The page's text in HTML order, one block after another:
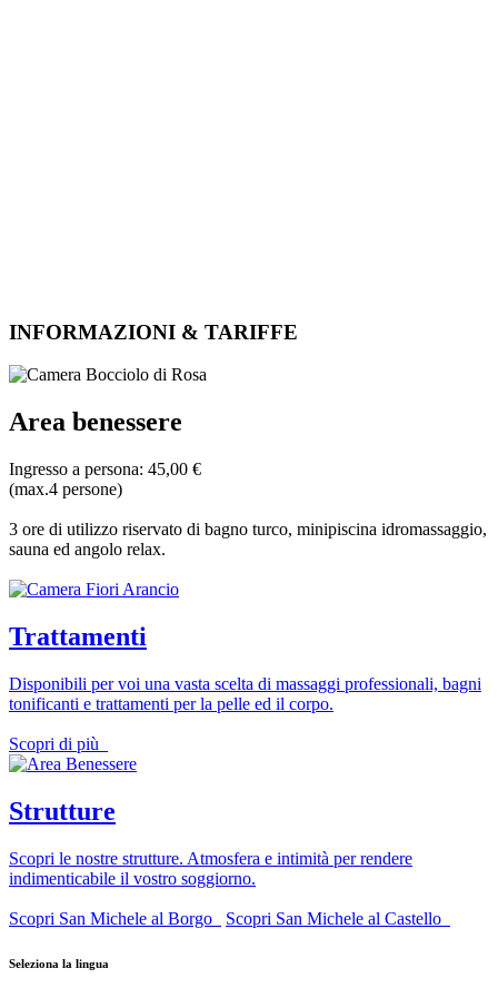
INFORMAZIONI & TARIFFE
Area benessere
Ingresso a persona: 45,00 €
(max.4 persone)
3 ore di utilizzo riservato di bagno turco, minipiscina idromassaggio,
sauna ed angolo relax.
Trattamenti
Disponibili per voi una vasta scelta di massaggi professionali, bagni
tonificanti e trattamenti per la pelle ed il corpo.
Scopri di più
Strutture
Scopri le nostre strutture. Atmosfera e intimità per rendere
indimenticabile il vostro soggiorno.
Scopri San Michele al Borgo Scopri San Michele al Castello
Seleziona la lingua